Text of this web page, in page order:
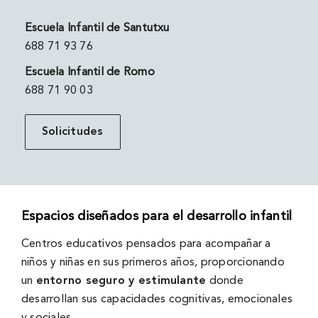
Escuela Infantil de Santutxu
688 71 93 76
Escuela Infantil de Romo
688 71 90 03
Solicitudes
Espacios diseñados para el desarrollo infantil
Centros educativos pensados para acompañar a
niños y niñas en sus primeros años, proporcionando
un entorno seguro y estimulante donde
desarrollan sus capacidades cognitivas, emocionales